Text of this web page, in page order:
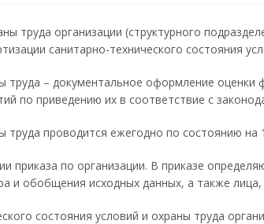
труда организации (структурного
санитарно-технического состояния
труда – документальное оформление оценки
по приведению их в соответствие с
труда проводится ежегодно по состоянию на
приказа по организации. В приказе
и обобщения исходных данных, а также
состояния условий и охраны труда